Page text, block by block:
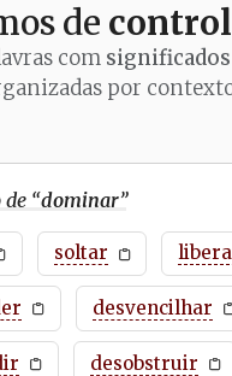
de
com
por
“dominar”
soltar
desvencilhar
desobstruir